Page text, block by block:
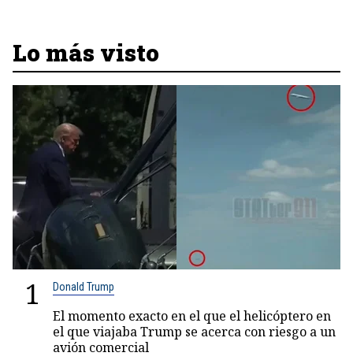
Lo más visto
1 Donald Trump
El momento exacto en el que el helicóptero en
el que viajaba Trump se acerca con riesgo a un
avión comercial